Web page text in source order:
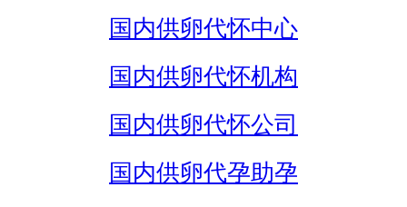
国内供卵代怀中心
国内供卵代怀机构
国内供卵代怀公司
国内供卵代孕助孕